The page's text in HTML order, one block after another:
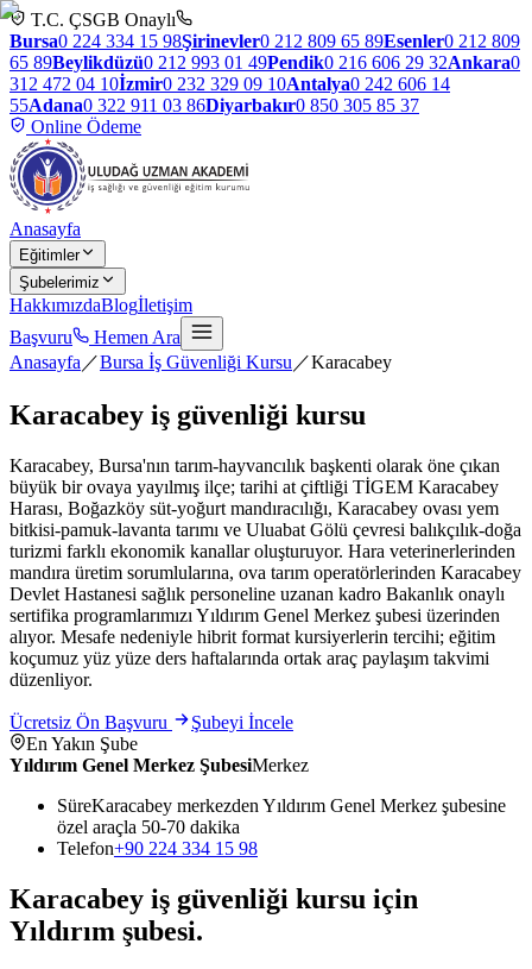
T.C. ÇSGB Onaylı
Bursa0 224 334 15 98Şirinevler0 212 809 65 89Esenler0 212 809
65 89Beylikdüzü0 212 993 01 49Pendik0 216 606 29 32Ankara0
312 472 04 10İzmir0 232 329 09 10Antalya0 242 606 14
55Adana0 322 911 03 86Diyarbakır0 850 305 85 37
Online Ödeme
Anasayfa
Eğitimler
Şubelerimiz
HakkımızdaBlogİletişim
Başvuru
Hemen Ara
Anasayfa ／Bursa İş Güvenliği Kursu ／Karacabey
Karacabey iş güvenliği kursu
Karacabey, Bursa'nın tarım-hayvancılık başkenti olarak öne çıkan
büyük bir ovaya yayılmış ilçe; tarihi at çiftliği TİGEM Karacabey
Harası, Boğazköy süt-yoğurt mandıracılığı, Karacabey ovası yem
bitkisi-pamuk-lavanta tarımı ve Uluabat Gölü çevresi balıkçılık-doğa
turizmi farklı ekonomik kanallar oluşturuyor. Hara veterinerlerinden
mandıra üretim sorumlularına, ova tarım operatörlerinden Karacabey
Devlet Hastanesi sağlık personeline uzanan kadro Bakanlık onaylı
sertifika programlarımızı Yıldırım Genel Merkez şubesi üzerinden
alıyor. Mesafe nedeniyle hibrit format kursiyerlerin tercihi; eğitim
koçumuz yüz yüze ders haftalarında ortak araç paylaşım takvimi
düzenliyor.
Ücretsiz Ön Başvuru
Şubeyi İncele
En Yakın Şube
Yıldırım Genel Merkez ŞubesiMerkez
SüreKaracabey merkezden Yıldırım Genel Merkez şubesine
özel araçla 50-70 dakika
Telefon+90 224 334 15 98
Karacabey iş güvenliği kursu için
Yıldırım şubesi.